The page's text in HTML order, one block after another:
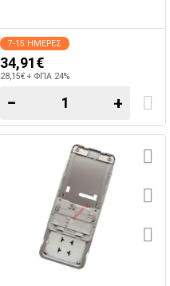
7-15 ΗΜΕΡΕΣ
34,91€
28,15€ + ΦΠΑ 24%
− +